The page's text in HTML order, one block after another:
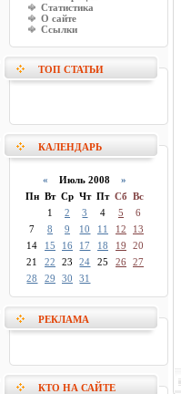
Статистика
О сайте
Ссылки
ТОП СТАТЬИ
КАЛЕНДАРЬ
« Июль 2008 »
Пн Вт Ср Чт Пт Сб Вс
1
2 3 4 5
6
7
8 9 10 11 12
13
14
15 16 17 18 19
20
21
22 23 24 25 26 27
28
29 30 31
РЕКЛАМА
КТО НА САЙТЕ